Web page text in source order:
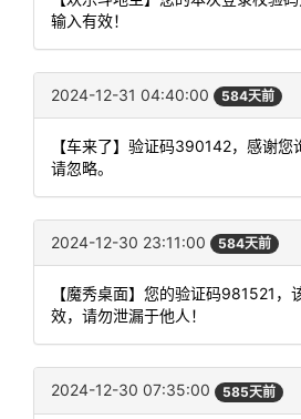
输入有效！
2024-12-31 04:40:00 584天前
【车来了】验证码390142，感谢
请忽略。
2024-12-30 23:11:00 584天前
【魔秀桌面】您的验证码981521，
效，请勿泄漏于他人！
2024-12-30 07:35:00 585天前